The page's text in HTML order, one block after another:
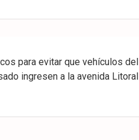
para evitar que vehículos del
ingresen a la avenida Litoral